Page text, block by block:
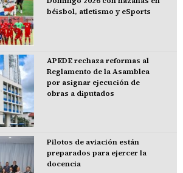
béisbol, atletismo y eSports
APEDE rechaza reformas al
Reglamento de la Asamblea
por asignar ejecución de
obras a diputados
Pilotos de aviación están
preparados para ejercer la
docencia